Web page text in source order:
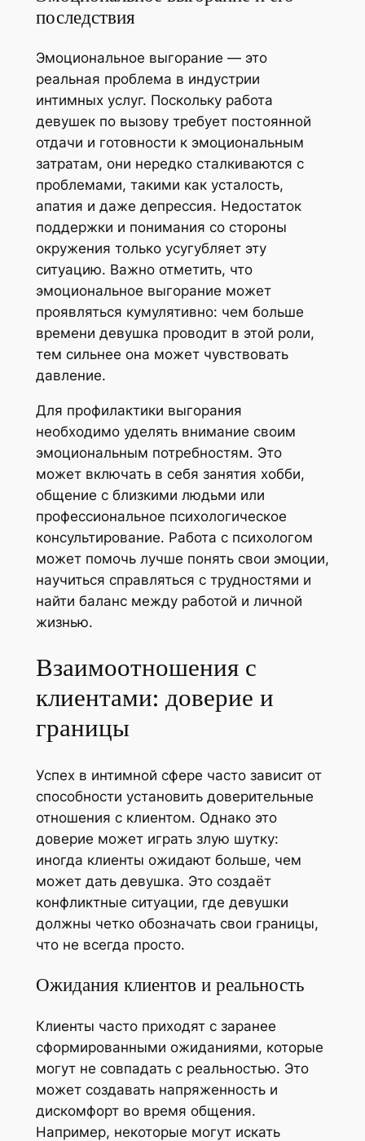
последствия
Эмоциональное выгорание — это
реальная проблема в индустрии
интимных услуг. Поскольку работа
девушек по вызову требует постоянной
отдачи и готовности к эмоциональным
затратам, они нередко сталкиваются с
проблемами, такими как усталость,
апатия и даже депрессия. Недостаток
поддержки и понимания со стороны
окружения только усугубляет эту
ситуацию. Важно отметить, что
эмоциональное выгорание может
проявляться кумулятивно: чем больше
времени девушка проводит в этой роли,
тем сильнее она может чувствовать
давление.
Для профилактики выгорания
необходимо уделять внимание своим
эмоциональным потребностям. Это
может включать в себя занятия хобби,
общение с близкими людьми или
профессиональное психологическое
консультирование. Работа с психологом
может помочь лучше понять свои эмоции,
научиться справляться с трудностями и
найти баланс между работой и личной
жизнью.
Взаимоотношения с
клиентами: доверие и
границы
Успех в интимной сфере часто зависит от
способности установить доверительные
отношения с клиентом. Однако это
доверие может играть злую шутку:
иногда клиенты ожидают больше, чем
может дать девушка. Это создаёт
конфликтные ситуации, где девушки
должны четко обозначать свои границы,
что не всегда просто.
Ожидания клиентов и реальность
Клиенты часто приходят с заранее
сформированными ожиданиями, которые
могут не совпадать с реальностью. Это
может создавать напряженность и
дискомфорт во время общения.
Например, некоторые могут искать